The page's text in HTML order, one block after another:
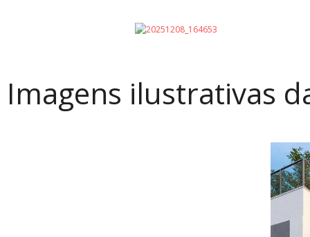
Imagens ilustrativas